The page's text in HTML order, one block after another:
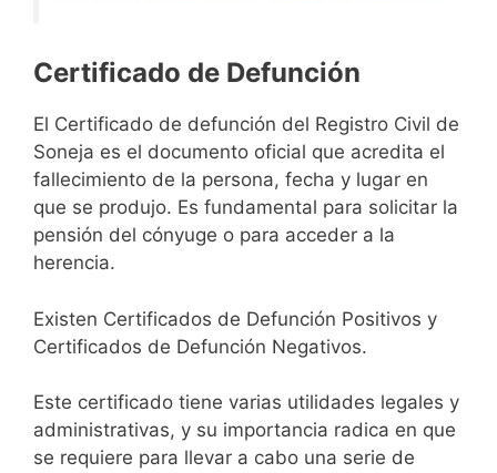
Certificado de Defunción
El Certificado de defunción del Registro Civil de
Soneja es el documento oficial que acredita el
fallecimiento de la persona, fecha y lugar en
que se produjo. Es fundamental para solicitar la
pensión del cónyuge o para acceder a la
herencia.
Existen Certificados de Defunción Positivos y
Certificados de Defunción Negativos.
Este certificado tiene varias utilidades legales y
administrativas, y su importancia radica en que
se requiere para llevar a cabo una serie de